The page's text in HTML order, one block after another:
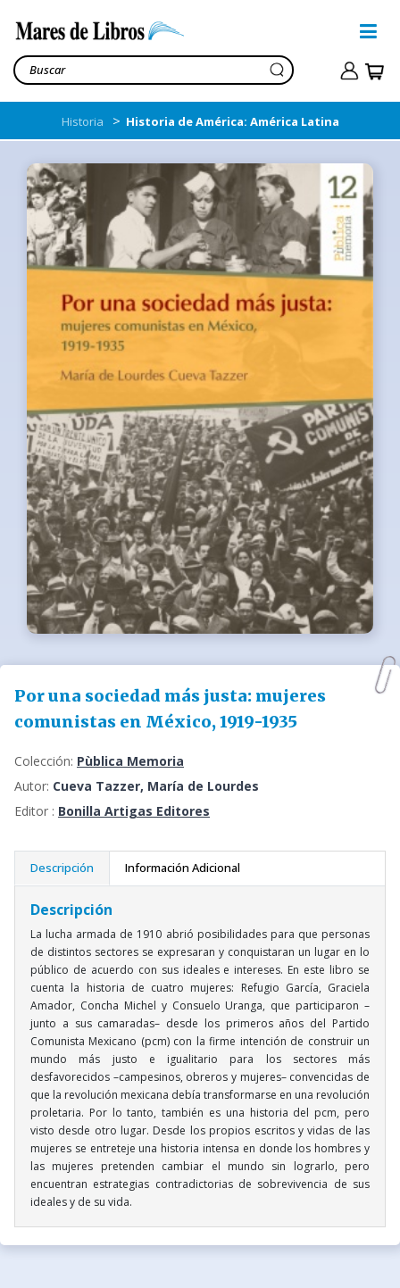
Historia > Historia de América: América Latina
Por una sociedad más justa: mujeres
comunistas en México, 1919-1935
Colección: Pùblica Memoria
Autor: Cueva Tazzer, María de Lourdes
Editor : Bonilla Artigas Editores
Descripción Información Adicional
Descripción
La lucha armada de 1910 abrió posibilidades para que personas
de distintos sectores se expresaran y conquistaran un lugar en lo
público de acuerdo con sus ideales e intereses. En este libro se
cuenta la historia de cuatro mujeres: Refugio García, Graciela
Amador, Concha Michel y Consuelo Uranga, que participaron –
junto a sus camaradas– desde los primeros años del Partido
Comunista Mexicano (pcm) con la firme intención de construir un
mundo más justo e igualitario para los sectores más
desfavorecidos –campesinos, obreros y mujeres– convencidas de
que la revolución mexicana debía transformarse en una revolución
proletaria. Por lo tanto, también es una historia del pcm, pero
visto desde otro lugar. Desde los propios escritos y vidas de las
mujeres se entreteje una historia intensa en donde los hombres y
las mujeres pretenden cambiar el mundo sin lograrlo, pero
encuentran estrategias contradictorias de sobrevivencia de sus
ideales y de su vida.